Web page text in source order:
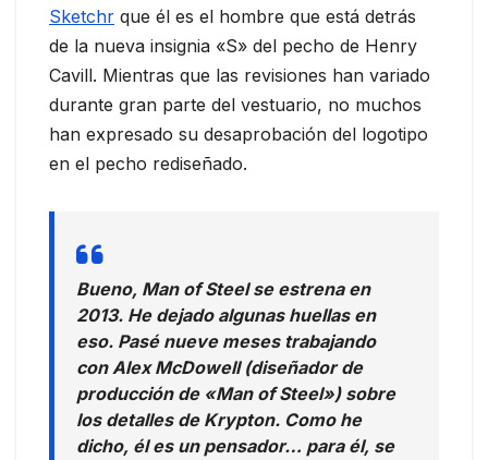
Sketchr que él es el hombre que está detrás
de la nueva insignia «S» del pecho de Henry
Cavill. Mientras que las revisiones han variado
durante gran parte del vestuario, no muchos
han expresado su desaprobación del logotipo
en el pecho rediseñado.
Bueno, Man of Steel se estrena en
2013. He dejado algunas huellas en
eso. Pasé nueve meses trabajando
con Alex McDowell (diseñador de
producción de «Man of Steel») sobre
los detalles de Krypton. Como he
dicho, él es un pensador… para él, se